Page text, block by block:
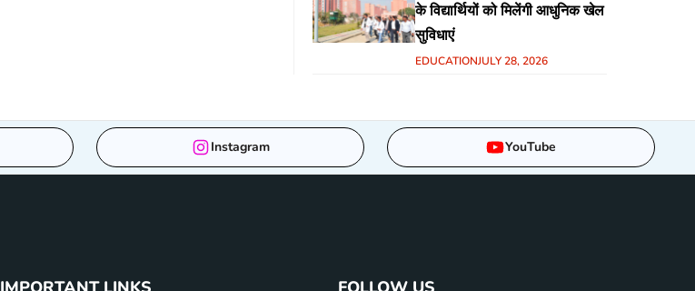
के विद्यार्थियों को मिलेंगी आधुनिक खेल
सुविधाएं
EDUCATIONJULY 28, 2026
Instagram YouTube